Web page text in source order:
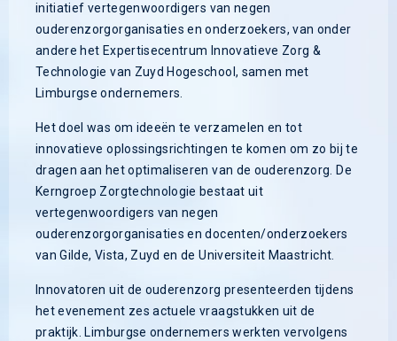
initiatief vertegenwoordigers van negen
ouderenzorgorganisaties en onderzoekers, van onder
andere het Expertisecentrum Innovatieve Zorg &
Technologie van Zuyd Hogeschool, samen met
Limburgse ondernemers.
Het doel was om ideeën te verzamelen en tot
innovatieve oplossingsrichtingen te komen om zo bij te
dragen aan het optimaliseren van de ouderenzorg. De
Kerngroep Zorgtechnologie bestaat uit
vertegenwoordigers van negen
ouderenzorgorganisaties en docenten/onderzoekers
van Gilde, Vista, Zuyd en de Universiteit Maastricht.
Innovatoren uit de ouderenzorg presenteerden tijdens
het evenement zes actuele vraagstukken uit de
praktijk. Limburgse ondernemers werkten vervolgens